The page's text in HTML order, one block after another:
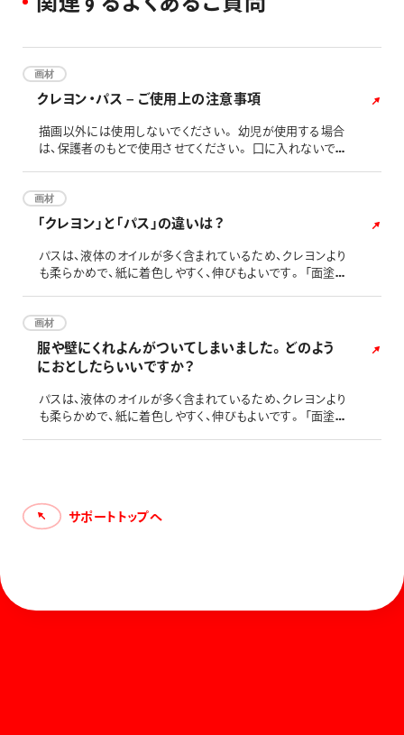
画材
クレヨン・パス – ご使用上の注意事項
描画以外には使用しないでください。 幼児が使用する場合
は、保護者のもとで使用させてください。 口に入れないでく
避け、常温で保管してください。
画材
「クレヨン」と「パス」の違いは？
パスは、液体のオイルが多く含まれているため、クレヨンより
も柔らかめで、紙に着色しやすく、伸びもよいです。 「面塗り」
画材
服や壁にくれよんがついてしまいました。どのよう
におとしたらいいですか？
パスは、液体のオイルが多く含まれているため、クレヨンより
も柔らかめで、紙に着色しやすく、伸びもよいです。 「面塗り」
サポートトップへ